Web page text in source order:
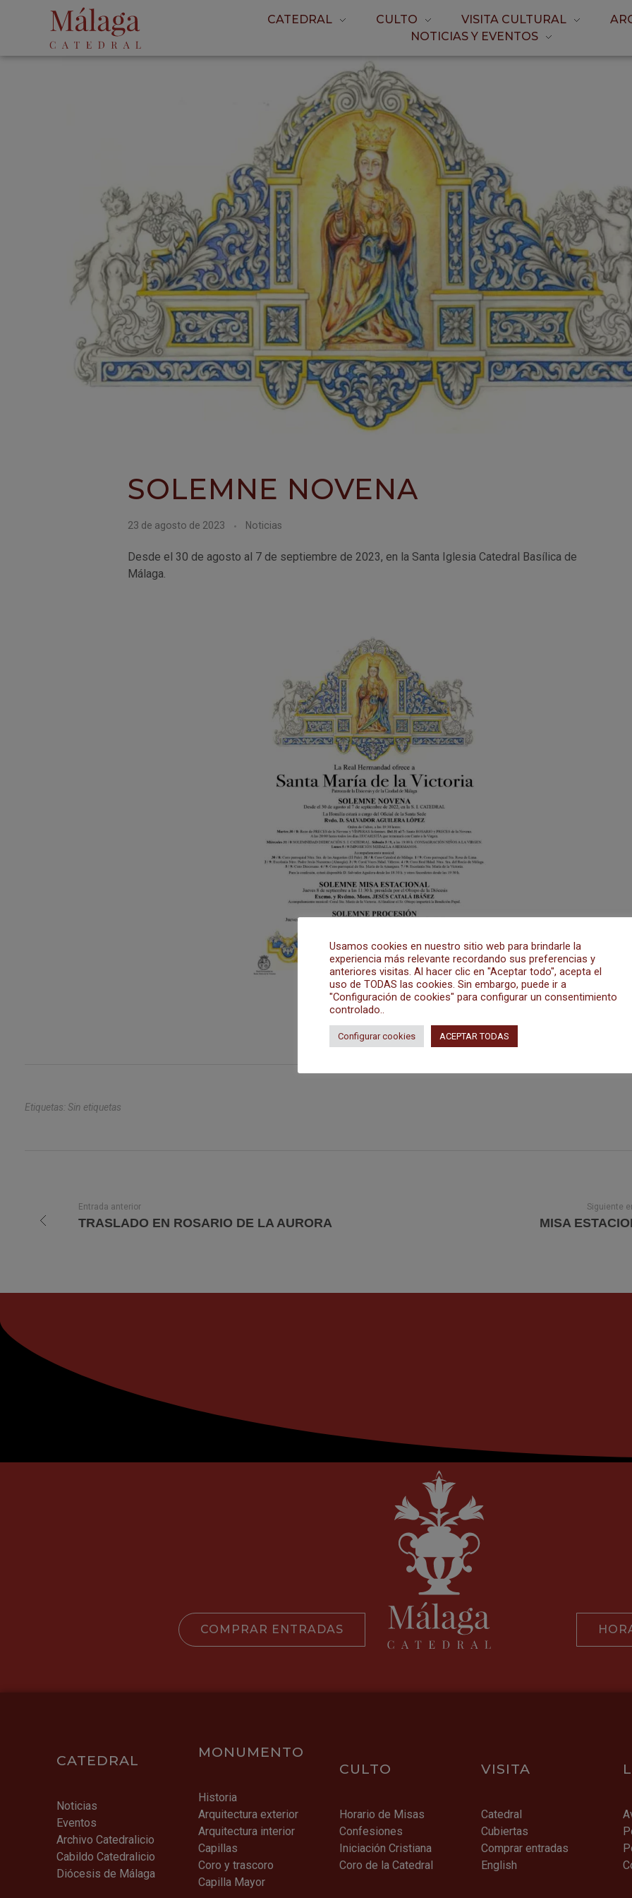
CATEDRAL CULTO VISITA CULTURAL
NOTICIAS Y EVENTOS
SOLEMNE NOVENA
23 de agosto de 2023 Noticias
Desde el 30 de agosto al 7 de septiembre de 2023, en la Santa Iglesia Catedral Basílica de
Málaga.
Etiquetas: Sin etiquetas
Entrada anterior
TRASLADO EN ROSARIO DE LA AURORA
Siguiente
MISA
COMPRAR ENTRADAS
CATEDRAL
Noticias
Eventos
Archivo Catedralicio
Cabildo Catedralicio
Diócesis de Málaga
MONUMENTO
Historia
Arquitectura exterior
Arquitectura interior
Capillas
Coro y trascoro
Capilla Mayor
CULTO
Horario de Misas
Confesiones
Iniciación Cristiana
Coro de la Catedral
VISITA
Catedral
Cubiertas
Comprar entradas
English
Usamos cookies en nuestro sitio web para brindarle la
experiencia más relevante recordando sus preferencias y
anteriores visitas. Al hacer clic en "Aceptar todo", acepta el
uso de TODAS las cookies. Sin embargo, puede ir a
"Configuración de cookies" para configurar un consentimiento
controlado..
Configurar cookies ACEPTAR TODAS